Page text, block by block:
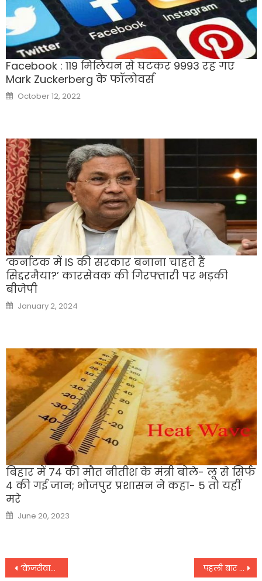
Facebook : 119 मिलियन से घटकर 9993 रह गए
Mark Zuckerberg के फॉलोवर्स
Posted
on
October 12, 2022
‘कर्नाटक में IS की सरकार बनाना चाहते हैं
सिद्दरमैया?’ कारसेवक की गिरफ्तारी पर भड़की
बीजेपी
Posted
on
January 2, 2024
बिहार में 74 की मौत नीतीश के मंत्री बोले- लू से सिर्फ
4 की गई जान; भोजपुर प्रशासन ने कहा- 5 तो यहीं
मरे
Posted
on
June 20, 2023
Post
‘केजरीवाल को गिरफ्तार कर सरकार ने हिंट दे दिया है, दिल्ली सीएम की गिरफ्तारी पर क्या बोल गए दिग्विजय सिंह पहली बार कोई सिटिंग CM गिरफ्तार हुआ केजरीवाल के वकील की दलील; ED ने मांगी 10 दिन की रिमांड